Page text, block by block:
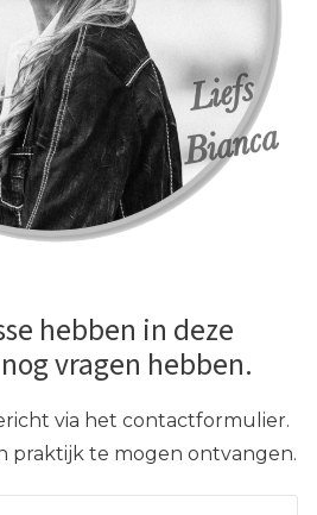
hebben in deze
vragen hebben.
via het contactformulier.
praktijk te mogen ontvangen.